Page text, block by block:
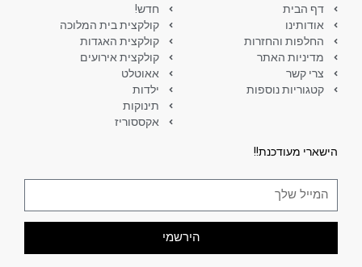
דף הבית
אודותינו
החלפות והחזרות
מדיניות האתר
צרי קשר
קטגוריות נוספות
חדש!
קולקצית בית המלוכה
קולקצית האגדות
קולקצית אירועים
אאוטלט
ילדות
תינוקות
אקססוריז
הישארי מעודכנת!!
הירשמי